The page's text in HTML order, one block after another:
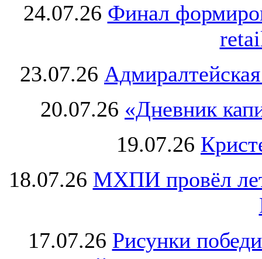
24.07.26 Финал
23.07.26
20.07.26 «Дневник
19.07.26
18.07.26 МХПИ провёл
17.07.26 Рисунки